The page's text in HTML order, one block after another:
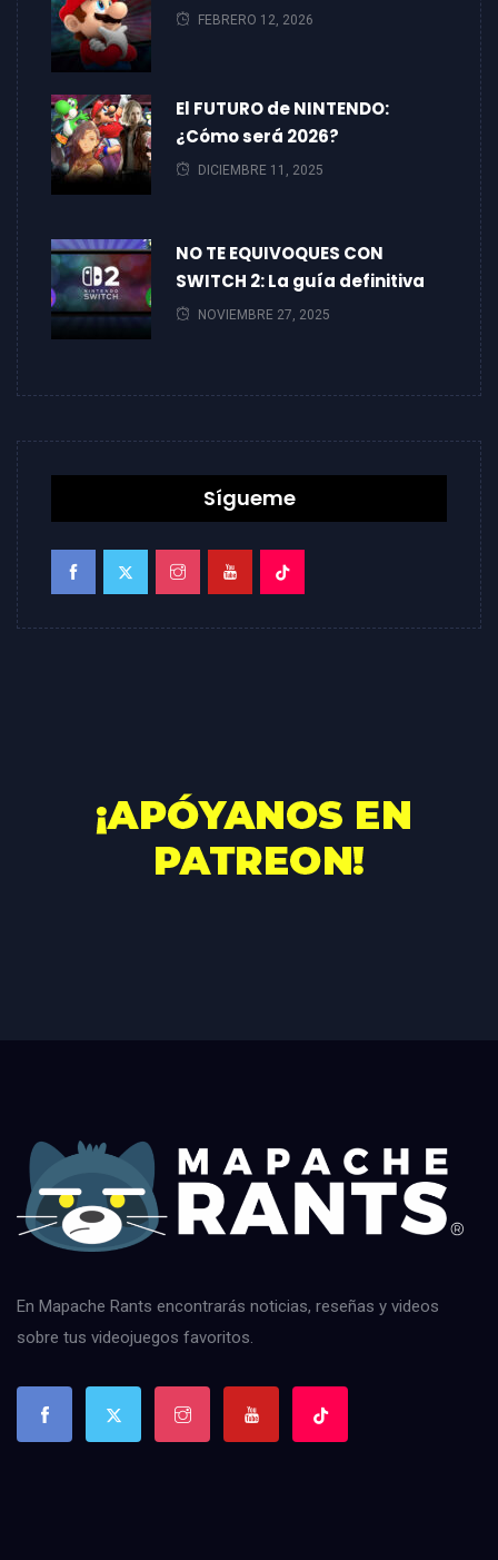
FEBRERO 12, 2026
El FUTURO de NINTENDO:
¿Cómo será 2026?
DICIEMBRE 11, 2025
NO TE EQUIVOQUES CON
SWITCH 2: La guía definitiva
NOVIEMBRE 27, 2025
Sígueme
En Mapache Rants encontrarás noticias, reseñas y videos
sobre tus videojuegos favoritos.